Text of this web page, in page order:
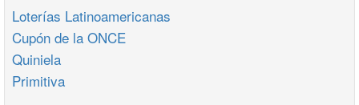
Loterías Latinoamericanas
Cupón de la ONCE
Quiniela
Primitiva